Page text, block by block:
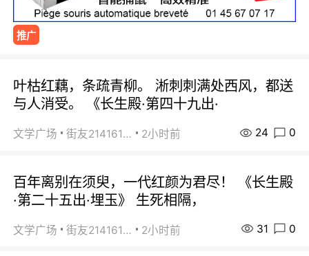
推广
叶枯红藕，条疏青柳。 淅刺刺满处西风，都送
与人消受。 《长生殿·第四十九出·
文学广场 街友21416156 2小时前 24 0
百年离别在须臾，一代红颜为君尽！ 《长生殿
·第二十五出·埋玉》 生死相隔，
文学广场 街友21416156 2小时前 31 0